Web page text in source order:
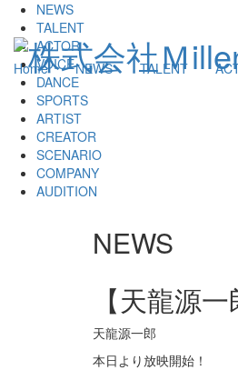
Home NEWS TALENT
NEWS
TALENT
ACTOR
VOICE
DANCE
SPORTS
ARTIST
CREATOR
SCENARIO
COMPANY
AUDITION
NEWS
【天龍源
天龍源一郎
本日より放映開始！